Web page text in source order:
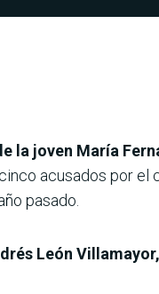
la joven María
acusados por el
pasado.
León Villamayor,